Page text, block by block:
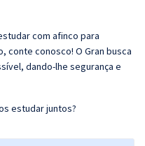
com afinco para
conte conosco! O Gran busca
dando-lhe segurança e
estudar juntos?